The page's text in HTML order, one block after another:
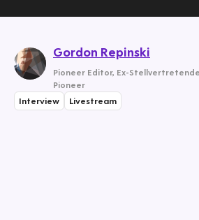
Gordon Repinski
Pioneer Editor, Ex-
Pioneer
Interview Livestream